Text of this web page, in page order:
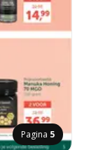
Pagina 5